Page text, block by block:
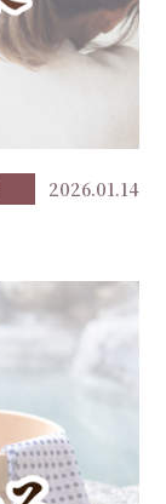
2026.01.14